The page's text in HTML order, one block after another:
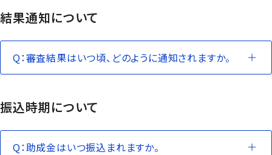
結果通知について
Q：審査結果はいつ頃、どのように通知されますか。
振込時期について
Q：助成金はいつ振込まれますか。